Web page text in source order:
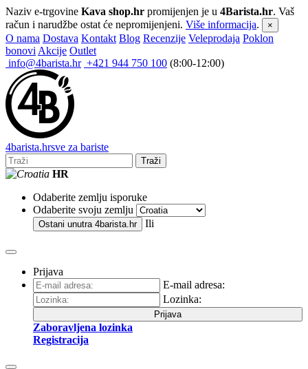
Naziv e-trgovine Kava shop.hr promijenjen je u 4Barista.hr. Vaš
račun i narudžbe ostat će nepromijenjeni. Više informacija. ×
O nama Dostava Kontakt Blog Recenzije Veleprodaja Poklon
bonovi Akcije Outlet
info@4barista.hr +421 944 750 100 (8:00-12:00)
4barista.hrsve za bariste
Traži
HR
Odaberite zemlju isporuke
Odaberite svoju zemlju
Ostani unutra 4barista.hr Ili
Prijava
E-mail adresa:
Lozinka:
Prijava
Zaboravljena lozinka
Registracija